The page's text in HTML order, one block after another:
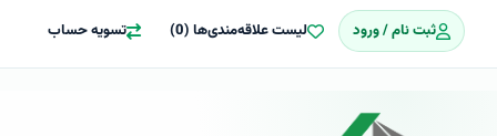
ثبت نام / ورود لیست علاقه‌مندی‌ها (0) تسویه حساب